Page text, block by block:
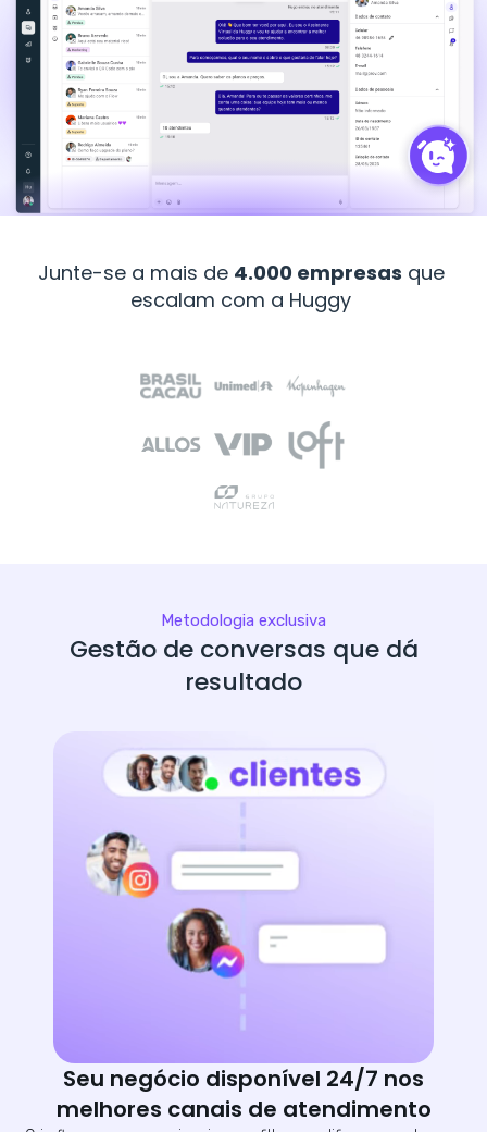
Junte-se a mais de 4.000 empresas que
escalam com a Huggy
Metodologia exclusiva
Gestão de conversas que dá
resultado
Seu negócio disponível 24/7 nos
melhores canais de atendimento